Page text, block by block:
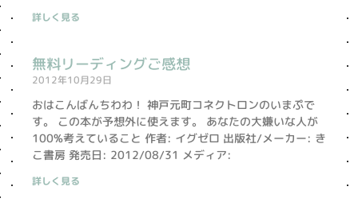
詳しく見る
無料リーディングご感想
2012年10月29日
おはこんばんちわわ！ 神戸元町コネクトロンのいまぷで
す。 この本が予想外に使えます。 あなたの大嫌いな人が
100%考えていること 作者: イグゼロ 出版社/メーカー: き
こ書房 発売日: 2012/08/31 メディア:
詳しく見る